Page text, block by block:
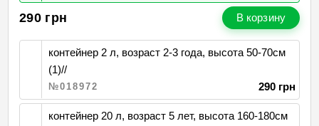
290 грн В корзину
контейнер 2 л, возраст 2-3 года, высота 50-70см
(1)//
№018972 290 грн
контейнер 20 л, возраст 5 лет, высота 160-180см